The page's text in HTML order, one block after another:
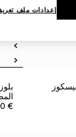
€ 1.960
إعدادات ملف